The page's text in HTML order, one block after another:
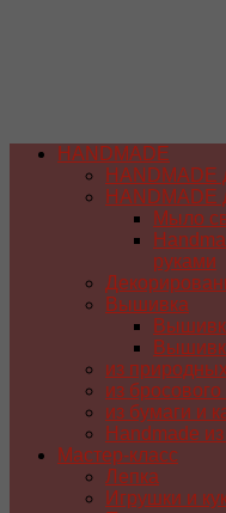
HANDMADE
HANDMADE
HANDMADE
Мыло
руками
Вышивка
из
из
из бумаги и
Handmade
Мастер-класс
Лепка
Игрушки и